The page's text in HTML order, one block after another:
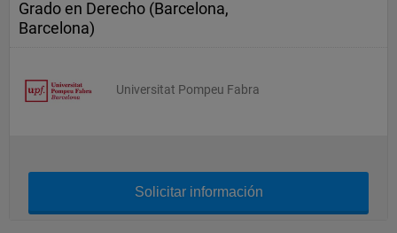
Grado en Derecho (Barcelona,
Barcelona)
Universitat Pompeu Fabra
Solicitar información